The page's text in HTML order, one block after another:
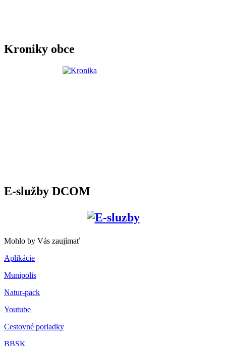
Kroniky obce
E-služby DCOM
Mohlo by Vás zaujímať
Aplikácie
Munipolis
Natur-pack
Youtube
Cestovné poriadky
BBSK